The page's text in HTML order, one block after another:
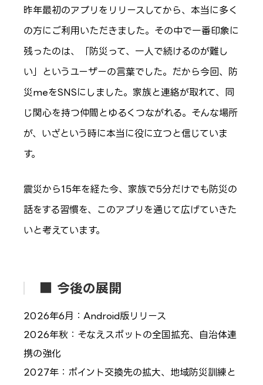
昨年最初のアプリをリリースしてから、本当に多く
の方にご利用いただきました。その中で一番印象に
残ったのは、「防災って、一人で続けるのが難し
い」というユーザーの言葉でした。だから今回、防
災meをSNSにしました。家族と連絡が取れて、同
じ関心を持つ仲間とゆるくつながれる。そんな場所
が、いざという時に本当に役に立つと信じていま
す。
震災から15年を経た今、家族で5分だけでも防災の
話をする習慣を、このアプリを通じて広げていきた
いと考えています。
■ 今後の展開
2026年6月：Android版リリース
2026年秋：そなえスポットの全国拡充、自治体連
携の強化
2027年：ポイント交換先の拡大、地域防災訓練と